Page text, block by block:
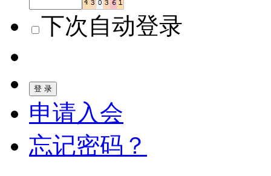
下次自动登录
登 录
申请入会
忘记密码？